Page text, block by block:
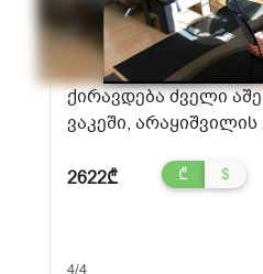
ქირავდება ძველი
ვაკეში, არაყიშვილის
2622₾ ₾ $